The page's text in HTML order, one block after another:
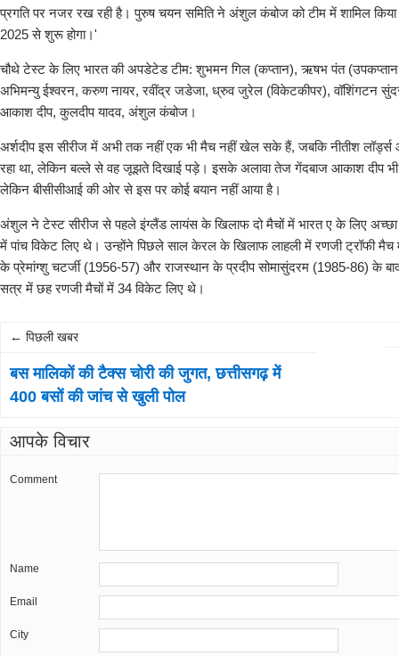
प्रगति पर नजर रख रही है। पुरुष चयन समिति ने अंशुल कंबोज को टीम में शामिल
2025 से शुरू होगा।'
चौथे टेस्ट के लिए भारत की अपडेटेड टीम: शुभमन गिल (कप्तान), ऋषभ पंत
अभिमन्यु ईश्वरन, करुण नायर, रवींद्र जडेजा, ध्रुव जुरेल (विकेटकीपर), वॉशिंगटन सुंदर,
आकाश दीप, कुलदीप यादव, अंशुल कंबोज।
अर्शदीप इस सीरीज में अभी तक नहीं एक भी मैच नहीं खेल सके हैं, जबकि नीतीश
रहा था, लेकिन बल्ले से वह जूझते दिखाई पड़े। इसके अलावा तेज गेंदबाज आकाश दीप
लेकिन बीसीसीआई की ओर से इस पर कोई बयान नहीं आया है।
अंशुल ने टेस्ट सीरीज से पहले इंग्लैंड लायंस के खिलाफ दो मैचों में भारत ए के लिए अच्छा
में पांच विकेट लिए थे। उन्होंने पिछले साल केरल के खिलाफ लाहली में रणजी ट्रॉफी
के प्रेमांग्शु चटर्जी (1956-57) और राजस्थान के प्रदीप सोमासुंदरम (1985-86) के
सत्र में छह रणजी मैचों में 34 विकेट लिए थे।
← पिछली खबर
बस मालिकों की टैक्स चोरी की जुगत, छत्तीसगढ़ में
400 बसों की जांच से खुली पोल
आपके विचार
Comment
Name
Email
City